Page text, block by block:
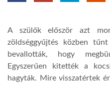
TROPICALMAGAZIN
AFRIKA TUDÁSTÁR
A szülők először azt
zöldséggyűjtés közben
bevallották, hogy
Egyszerűen kitették a
hagyták. Mire visszatértek